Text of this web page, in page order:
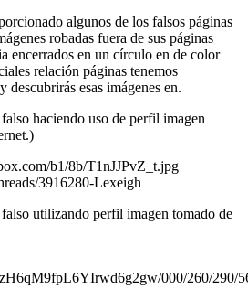
algunos de los falsos páginas
robadas fuera de sus páginas
encerrados en un círculo en de color
relación páginas tenemos
descubrirás esas imágenes en.
haciendo uso de perfil imagen
b1/8b/T1nJJPvZ_t.jpg
3916280-Lexeigh
utilizando perfil imagen tomado de
000/260/290/